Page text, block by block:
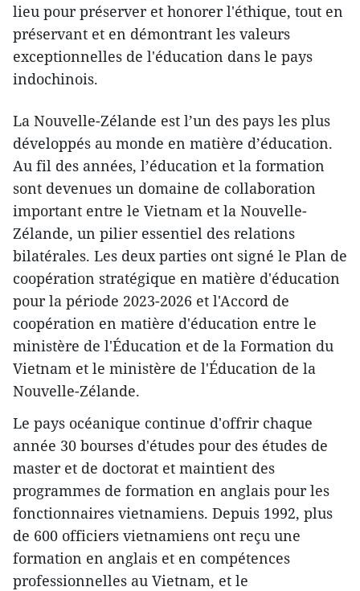
lieu pour préserver et honorer l'éthique, tout en
préservant et en démontrant les valeurs
exceptionnelles de l'éducation dans le pays
indochinois.
La Nouvelle-Zélande est l’un des pays les plus
développés au monde en matière d’éducation.
Au fil des années, l’éducation et la formation
sont devenues un domaine de collaboration
important entre le Vietnam et la Nouvelle-
Zélande, un pilier essentiel des relations
bilatérales. Les deux parties ont signé le Plan de
coopération stratégique en matière d'éducation
pour la période 2023-2026 et l'Accord de
coopération en matière d'éducation entre le
ministère de l'Éducation et de la Formation du
Vietnam et le ministère de l'Éducation de la
Nouvelle-Zélande.
Le pays océanique continue d'offrir chaque
année 30 bourses d'études pour des études de
master et de doctorat et maintient des
programmes de formation en anglais pour les
fonctionnaires vietnamiens. Depuis 1992, plus
de 600 officiers vietnamiens ont reçu une
formation en anglais et en compétences
professionnelles au Vietnam, et le